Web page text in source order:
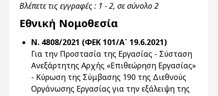
Βλέπετε τις εγγραφές : 1 - 2, σε σύνολο 2
Εθνική Νομοθεσία
Ν. 4808/2021 (ΦΕΚ 101/Α` 19.6.2021)
Για την Προστασία της Εργασίας - Σύσταση
Ανεξάρτητης Αρχής «Επιθεώρηση Εργασίας»
- Κύρωση της Σύμβασης 190 της Διεθνούς
Οργάνωσης Εργασίας για την εξάλειψη της